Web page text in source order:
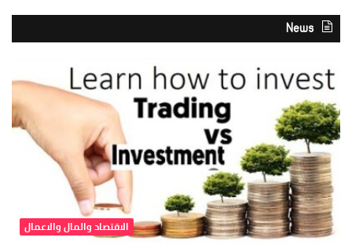
News
الاقتصاد والمال والاعمال